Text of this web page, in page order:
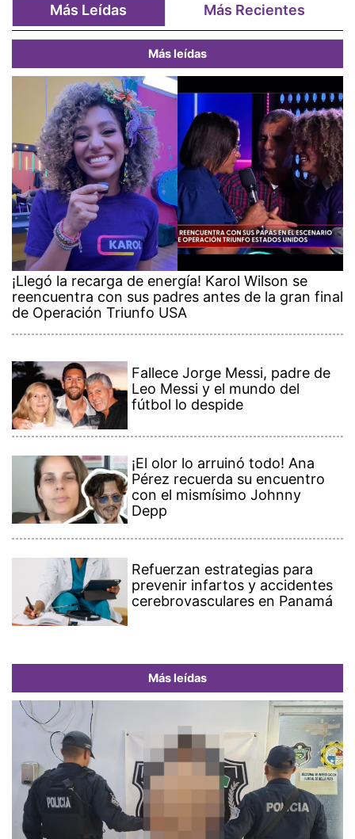
Más Leídas Más Recientes
Más leídas
¡Llegó la recarga de energía! Karol Wilson se
reencuentra con sus padres antes de la gran final
de Operación Triunfo USA
Fallece Jorge Messi, padre de
Leo Messi y el mundo del
fútbol lo despide
¡El olor lo arruinó todo! Ana
Pérez recuerda su encuentro
con el mismísimo Johnny
Depp
Refuerzan estrategias para
prevenir infartos y accidentes
cerebrovasculares en Panamá
Más leídas